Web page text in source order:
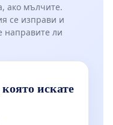
ако мълчите.
се изправи и
направите ли
искате